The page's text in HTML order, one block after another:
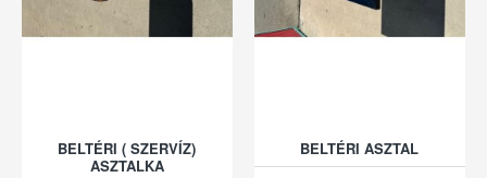
BELTÉRI ( SZERVÍZ)
ASZTALKA
BELTÉRI ASZTAL